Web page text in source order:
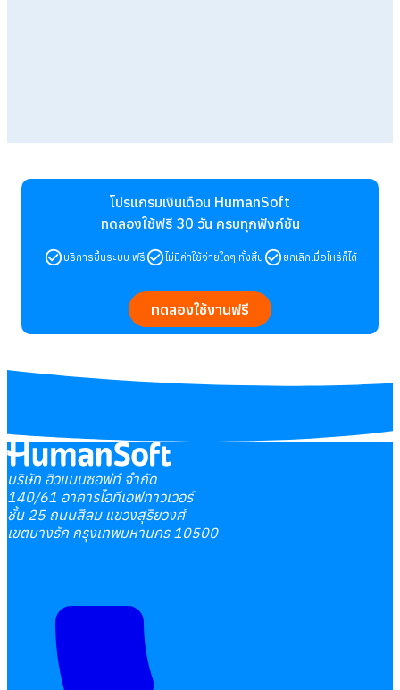
โปรแกรมเงินเดือน HumanSoft
ทดลองใช้ฟรี 30 วัน ครบทุกฟังก์ชัน
บริการขึ้นระบบ ฟรี ไม่มีค่าใช้จ่ายใดๆ ทั้งสิ้น ยกเลิกเมื่อไหร่ก็ได้
ทดลองใช้งานฟรี
บริษัท ฮิวแมนซอฟท์ จำกัด
140/61 อาคารไอทีเอฟทาวเวอร์
ชั้น 25 ถนนสีลม แขวงสุริยวงศ์
เขตบางรัก กรุงเทพมหานคร 10500